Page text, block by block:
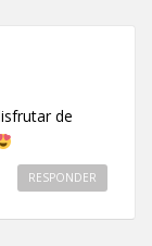
de
RESPONDER